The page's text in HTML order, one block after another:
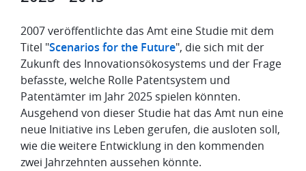
2007 veröffentlichte das Amt eine Studie mit dem
Titel "Scenarios for the Future", die sich mit der
Zukunft des Innovationsökosystems und der Frage
befasste, welche Rolle Patentsystem und
Patentämter im Jahr 2025 spielen könnten.
Ausgehend von dieser Studie hat das Amt nun eine
neue Initiative ins Leben gerufen, die ausloten soll,
wie die weitere Entwicklung in den kommenden
zwei Jahrzehnten aussehen könnte.